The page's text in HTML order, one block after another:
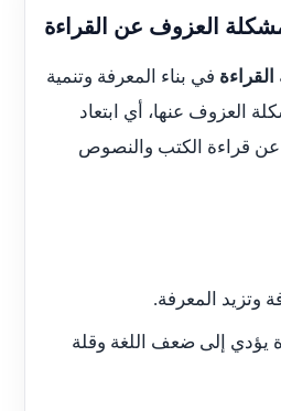
العزوف عن القراءة
القراءةفي بناء المعرفة وتنمية
العزوف عنها، أي ابتعاد
قراءة الكتب والنصوص
وتزيد المعرفة.
يؤدي إلى ضعف اللغة وقلة